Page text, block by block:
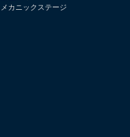
メカニックステージ